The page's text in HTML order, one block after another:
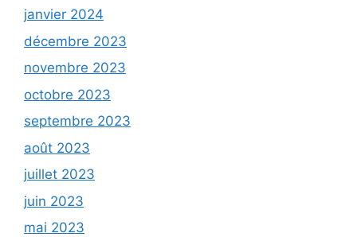
janvier 2024
décembre 2023
novembre 2023
octobre 2023
septembre 2023
août 2023
juillet 2023
juin 2023
mai 2023